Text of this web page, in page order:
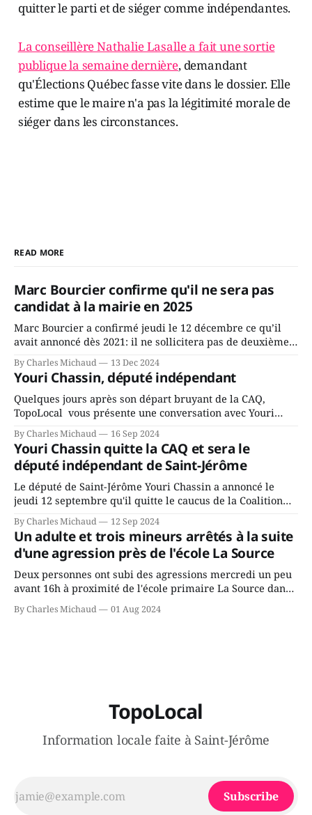
quitter le parti et de siéger comme indépendantes.
La conseillère Nathalie Lasalle a fait une sortie
publique la semaine dernière, demandant
qu'Élections Québec fasse vite dans le dossier. Elle
estime que le maire n'a pas la légitimité morale de
siéger dans les circonstances.
READ MORE
Marc Bourcier confirme qu'il ne sera pas
candidat à la mairie en 2025
Marc Bourcier a confirmé jeudi le 12 décembre ce qu’il
avait annoncé dès 2021: il ne sollicitera pas de deuxième
fait l’annonce en s’adressant aux employés de la ville,
rassemblés en soirée pour leur traditionnel souper
By Charles Michaud 13 Dec 2024
Youri Chassin, député indépendant
Quelques jours après son départ bruyant de la CAQ,
TopoLocal vous présente une conversation avec Youri
depuis longtemps? Sera-t-il candidat indépendant dans 2
ans? Joindrait-il un autre parti, par exemple les
conservateurs d’Éric Duhaime? Que lui
By Charles Michaud 16 Sep 2024
Youri Chassin quitte la CAQ et sera le
député indépendant de Saint-Jérôme
Le député de Saint-Jérôme Youri Chassin a annoncé le
jeudi 12 septembre qu'il quitte le caucus de la Coalition
gouvernement de la CAQ, surtout de son incapacité, qu'il
juge chronique, à offrir des
By Charles Michaud 12 Sep 2024
Un adulte et trois mineurs arrêtés à la suite
d'une agression près de l'école La Source
Deux personnes ont subi des agressions mercredi un peu
avant 16h à proximité de l'école primaire La Source dans
victimes aurait été écrasée sous un véhicule et aspergée
By Charles Michaud 01 Aug 2024
TopoLocal
Information locale faite à Saint-Jérôme
Subscribe